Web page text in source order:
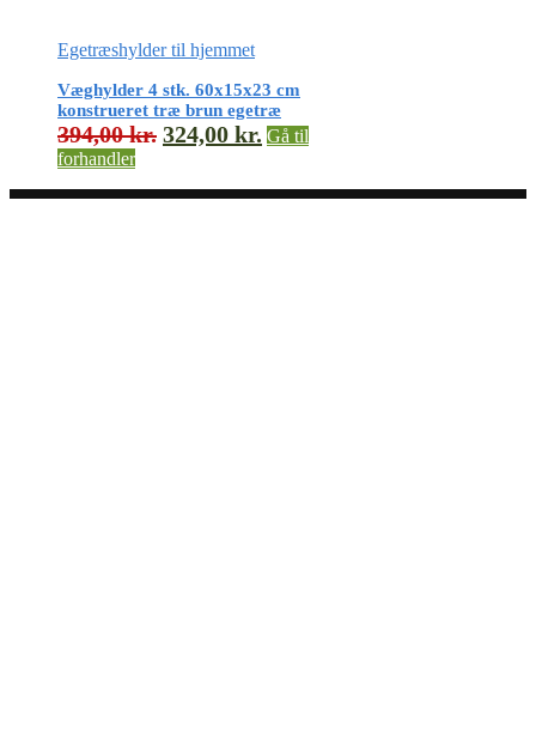
Egetræshylder til hjemmet
Væghylder 4 stk. 60x15x23 cm
konstrueret træ brun egetræ
394,00kr. 324,00 kr. Gå til
forhandler